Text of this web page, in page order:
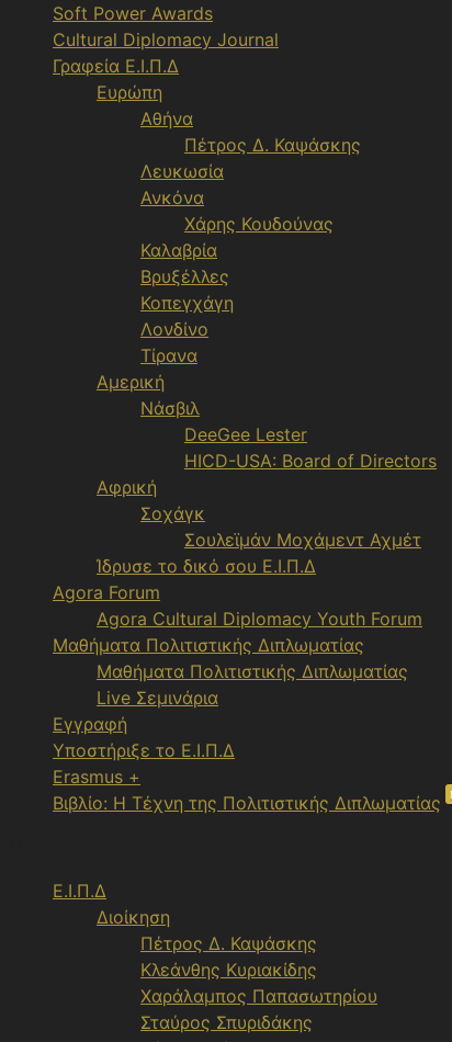
Soft Power Awards
Cultural Diplomacy Journal
Γραφεία Ε.Ι.Π.Δ
Ευρώπη
Αθήνα
Πέτρος Δ. Καψάσκης
Λευκωσία
Ανκόνα
Χάρης Κουδούνας
Καλαβρία
Βρυξέλλες
Κοπεγχάγη
Λονδίνο
Τίρανα
Αμερική
Νάσβιλ
DeeGee Lester
HICD-USA: Board of Directors
Αφρική
Σοχάγκ
Σουλεϊμάν Μοχάμεντ Αχμέτ
Ίδρυσε το δικό σου Ε.Ι.Π.Δ
Agora Forum
Agora Cultural Diplomacy Youth Forum
Μαθήματα Πολιτιστικής Διπλωματίας
Μαθήματα Πολιτιστικής Διπλωματίας
Live Σεμινάρια
Εγγραφή
Υποστήριξε το Ε.Ι.Π.Δ
Erasmus +
Βιβλίο: Η Τέχνη της Πολιτιστικής Διπλωματίας
Ε.Ι.Π.Δ
Διοίκηση
Πέτρος Δ. Καψάσκης
Κλεάνθης Κυριακίδης
Χαράλαμπος Παπασωτηρίου
Σταύρος Σπυριδάκης